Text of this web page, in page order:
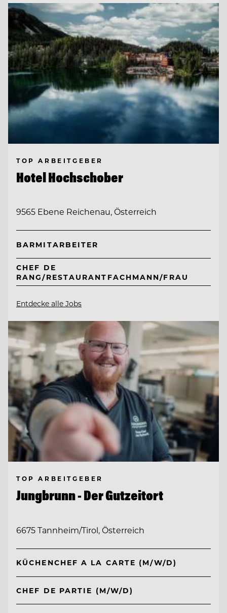
TOP ARBEITGEBER
Hotel Hochschober
9565 Ebene Reichenau, Österreich
BARMITARBEITER
CHEF DE
RANG/RESTAURANTFACHMANN/FRAU
Entdecke alle Jobs
TOP ARBEITGEBER
Jungbrunn - Der Gutzeitort
6675 Tannheim/Tirol, Österreich
KÜCHENCHEF A LA CARTE (M/W/D)
CHEF DE PARTIE (M/W/D)